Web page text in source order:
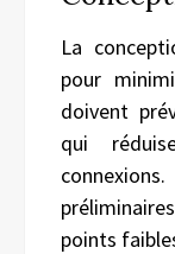
La
pour
doivent
qui
points